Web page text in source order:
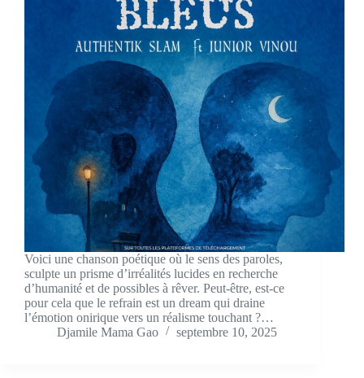
Voici une chanson poétique où le sens des paroles,
sculpte un prisme d’irréalités lucides en recherche
d’humanité et de possibles à rêver. Peut-être, est-ce
pour cela que le refrain est un dream qui draine
l’émotion onirique vers un réalisme touchant ?…
Djamile Mama Gao
septembre 10, 2025